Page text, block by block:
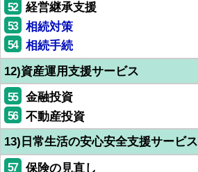
52 経営継承支援
53 相続対策
54
相続手続
12)資産運用支援サービス
55 金融投資
56
不動産投資
13)日常生活の安心安全支援サービス
57 保険の見直し